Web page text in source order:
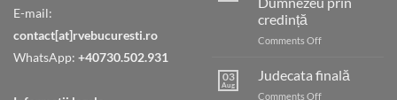
E-mail:
contact[at]rvebucuresti.ro
WhatsApp: +40730.502.931
credință
Comments Offon
cu
03
Aug
Judecata finală
Comments Offon